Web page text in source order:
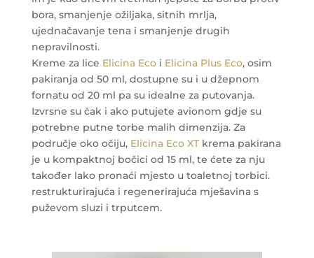
bora, smanjenje ožiljaka, sitnih mrlja,
ujednačavanje tena i smanjenje drugih
nepravilnosti.
Kreme za lice Elicina Ecoi Elicina Plus Eco, osim
pakiranja od 50 ml, dostupne su i u džepnom
fornatu od 20 ml pa su idealne za putovanja.
Izvrsne su čak i ako putujete avionom gdje su
potrebne putne torbe malih dimenzija. Za
područje oko očiju, Elicina Eco XTkrema pakirana
je u kompaktnoj bočici od 15 ml, te ćete za nju
također lako pronaći mjesto u toaletnoj torbici.
restrukturirajuća i regenerirajuća mješavina s
puževom sluzi i trputcem.